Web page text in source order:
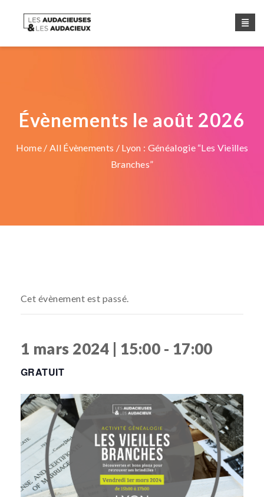
Évènements le août 2026
Home/ All Évènements / Lyon : Généalogie “Les Vieilles
Branches”
Cet évènement est passé.
1 mars 2024 | 15:00 - 17:00
GRATUIT